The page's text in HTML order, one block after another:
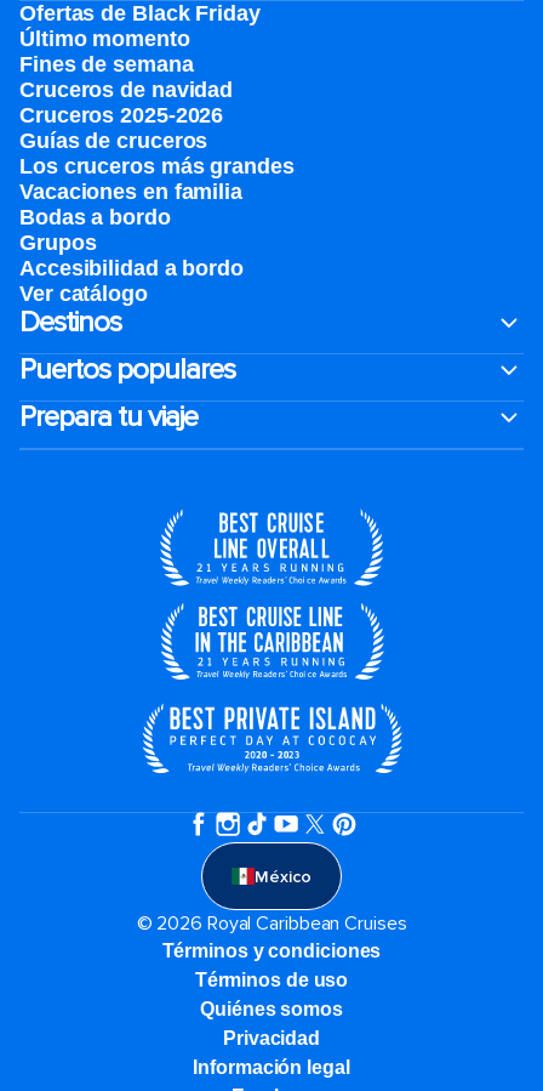
Ofertas de Black Friday
Último momento
Fines de semana
Cruceros de navidad
Cruceros 2025-2026
Guías de cruceros
Los cruceros más grandes
Vacaciones en familia
Bodas a bordo
Grupos
Accesibilidad a bordo
Ver catálogo
Destinos
Puertos populares
Prepara tu viaje
México
© 2026 Royal Caribbean Cruises
Términos y condiciones
Términos de uso
Quiénes somos
Privacidad
Información legal